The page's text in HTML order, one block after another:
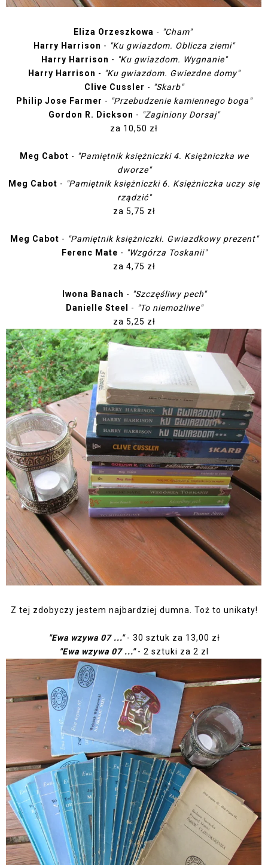
Eliza Orzeszkowa - "Cham"
Harry Harrison - "Ku gwiazdom. Oblicza ziemi"
Harry Harrison - "Ku gwiazdom. Wygnanie"
Harry Harrison - "Ku gwiazdom. Gwiezdne domy"
Clive Cussler - "Skarb"
Philip Jose Farmer - "Przebudzenie kamiennego boga"
Gordon R. Dickson - "Zaginiony Dorsaj"
za 10,50 zł
Meg Cabot - "Pamiętnik księżniczki 4. Księżniczka we
dworze"
Meg Cabot - "Pamiętnik księżniczki 6. Księżniczka uczy się
rządzić"
za 5,75 zł
Meg Cabot - "Pamiętnik księżniczki. Gwiazdkowy prezent"
Ferenc Mate - "Wzgórza Toskanii"
za 4,75 zł
Iwona Banach - "Szczęśliwy pech"
Danielle Steel - "To niemożliwe"
za 5,25 zł
Z tej zdobyczy jestem najbardziej dumna. Toż to unikaty!
"Ewa wzywa 07 ..."- 30 sztuk za 13,00 zł
"Ewa wzywa 07 ..."- 2 sztuki za 2 zl